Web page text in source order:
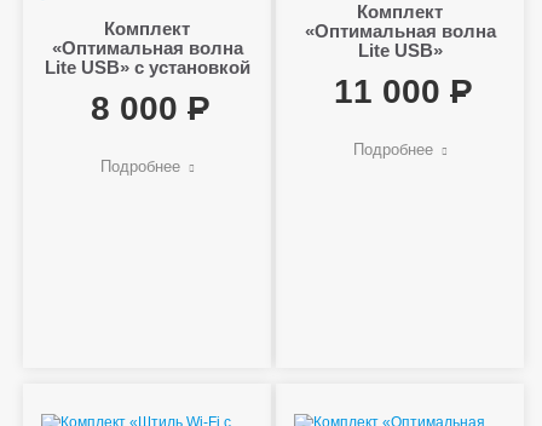
Комплект
«Оптимальная волна
Lite USB» с установкой
8 000
Подробнее
Комплект
«Оптимальная волна
Lite USB»
11 000
Подробнее